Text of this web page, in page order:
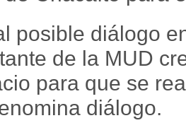
posible diálogo
de la MUD
para que se
diálogo.